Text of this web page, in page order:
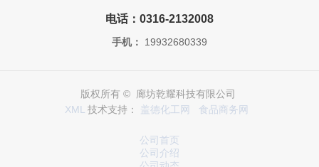
电话：0316-2132008
手机： 19932680339
版权所有 © 廊坊乾耀科技有限公司
XML 技术支持： 盖德化工网 食品商务网
公司首页
公司介绍